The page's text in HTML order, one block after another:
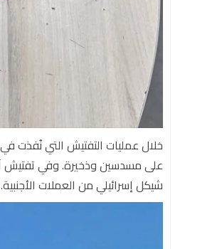
شيكل إسرائيلي من العملات الأجنبية.